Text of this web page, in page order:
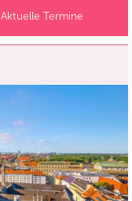
Aktuelle Termine